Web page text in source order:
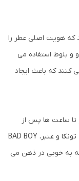
که هویت اصلی عطر را
و بلوط استفاده می
کنند که باعث ایجاد
تا ساعت ها پس از
استفاده قابل استشمام هستند. با استفاده از دانه تونکا و عنبر، BAD BOY
که به خوبی در ذهن می